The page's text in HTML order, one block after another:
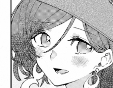
エ10を始めた父が急逝→
行ったよ」→花火を見せ
子大生を大量投入して闇
ｗｗ